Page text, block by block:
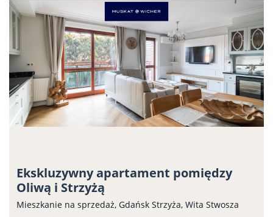
Ekskluzywny apartament pomiędzy
Oliwą i Strzyżą
Mieszkanie na sprzedaż, Gdańsk Strzyża, Wita Stwosza